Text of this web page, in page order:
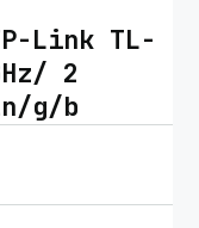
Link TL-
2
g/b